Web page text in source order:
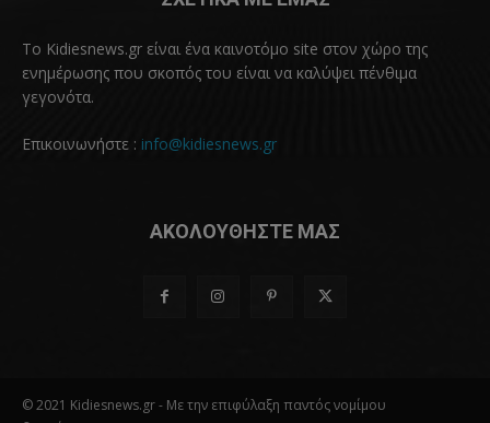
Το Kidiesnews.gr είναι ένα καινοτόμο site στον χώρο της
ενημέρωσης που σκοπός του είναι να καλύψει πένθιμα
γεγονότα.
Επικοινωνήστε : info@kidiesnews.gr
ΑΚΟΛΟΥΘΗΣΤΕ ΜΑΣ
© 2021 Kidiesnews.gr - Με την επιφύλαξη παντός νομίμου